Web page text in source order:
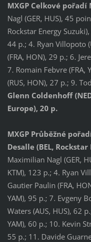
MXGP Celkové pořadí
Nagl (GER, HUS), 45
Rockstar Energy
44 p.; 4. Ryan Villopoto
(FRA, HON), 29 p.; 6.
7. Romain Febvre (FRA,
(RUS, HON), 27 p.; 9.
Glenn Coldenhoff
Europe), 20 p.
MXGP Průběžné
Desalle (BEL,
Maximilian Nagl (GER,
KTM), 123 p.; 4. Ryan
Gautier Paulin (FRA,
YAM), 95 p.; 7. Evgeny
Waters (AUS, HUS), 62
YAM), 60 p.; 10. Kevin
55 p.; 11. Davide